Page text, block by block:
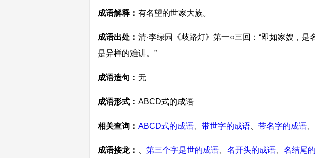
成语解释： 有名望的世家大族。
成语出处： 清·李绿园《歧路灯》第一○三回：“即如家嫂，
是异样的难讲。”
成语造句： 无
成语形式： ABCD式的成语
相关查询： ABCD式的成语 带世字的成语 带名字的成语
成语接龙： 第三个字是世的成语 名开头的成语 名结尾